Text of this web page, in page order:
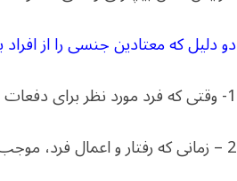
دو دلیل که معتادین جنسی را از
1- وقتی که فرد مورد نظر برای دفعات متوالی قادر به کنترل رفتار جنسی اش نباشد
2 – زمانی که رفتار و اعمال فرد، موجب اختلال در وضعیت اجتماعی، اقتصادی و زناشویی گردد